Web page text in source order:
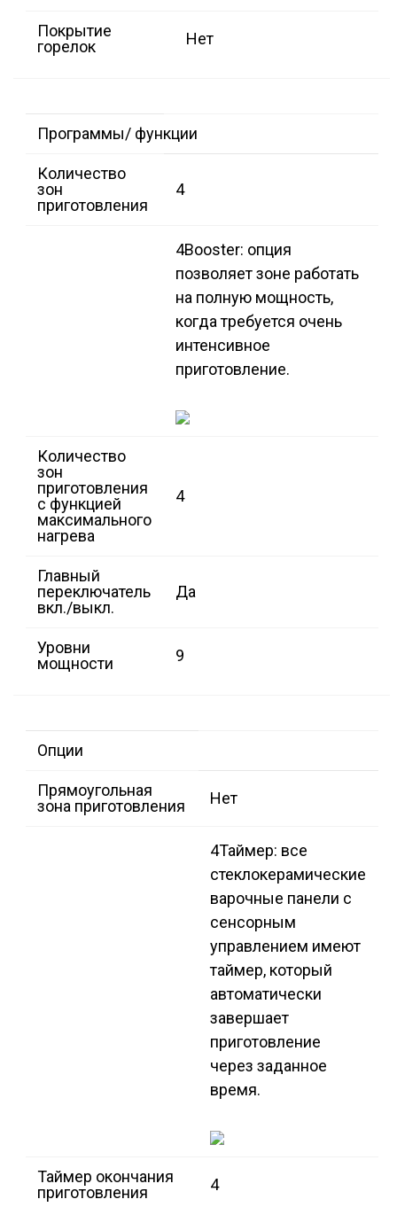
Покрытие
горелок
Нет
Программы/ функции
Количество
зон
приготовления
4
4Booster: опция
позволяет зоне работать
на полную мощность,
когда требуется очень
интенсивное
приготовление.
Количество
зон
приготовления
с функцией
максимального
нагрева
4
Главный
переключатель
вкл./выкл.
Да
Уровни
мощности
9
Опции
Прямоугольная
зона приготовления
Нет
4Таймер: все
стеклокерамические
варочные панели с
сенсорным
управлением имеют
таймер, который
автоматически
завершает
приготовление
через заданное
время.
Таймер окончания
приготовления
4